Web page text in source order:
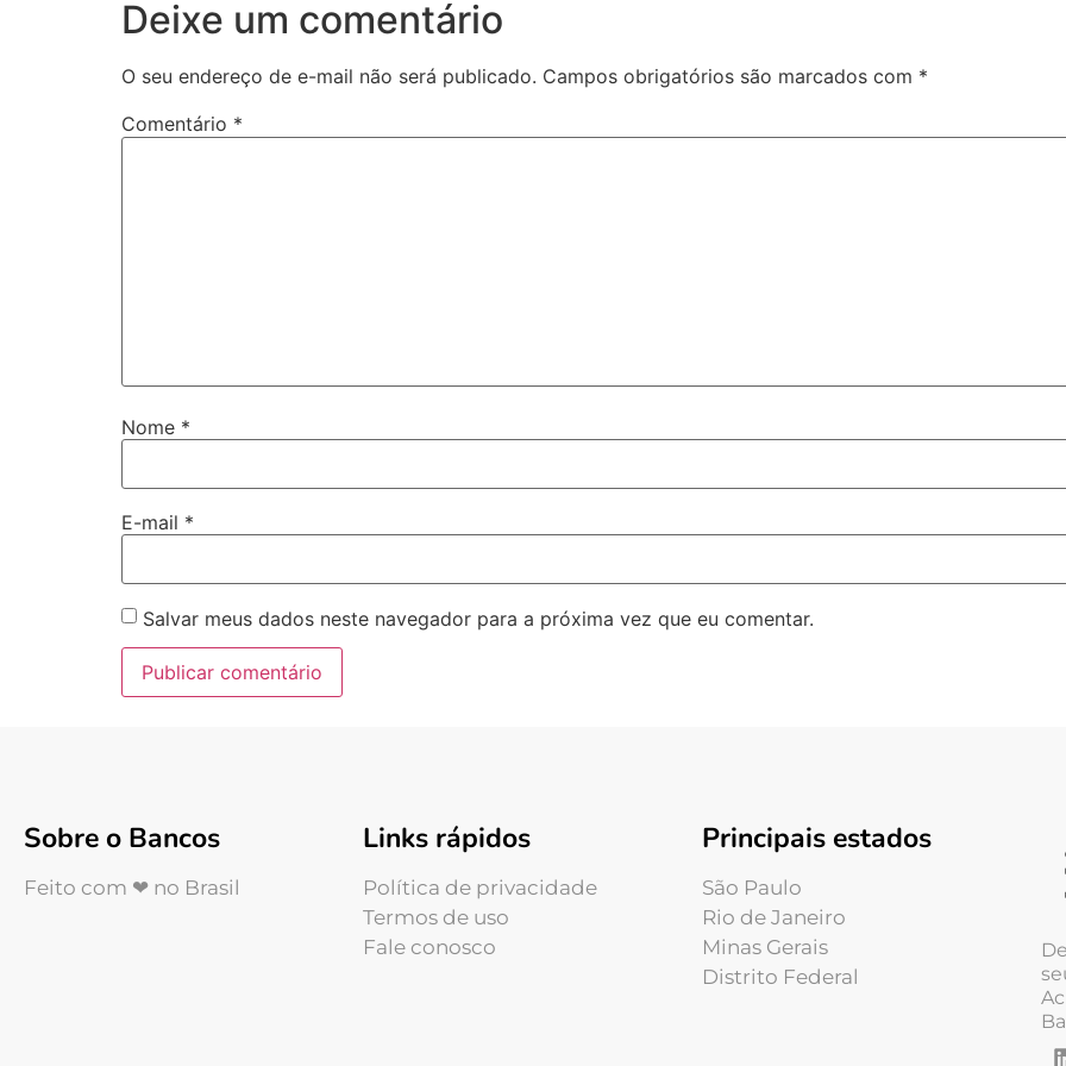
Deixe um comentário
O seu endereço de e-mail não será publicado. Campos obrigatórios são marcados com *
Comentário *
Nome *
E-mail *
Salvar meus dados neste navegador para a próxima vez que eu comentar.
Sobre o Bancos
Feito com ❤ no Brasil
Links rápidos
Política de privacidade
Termos de uso
Fale conosco
Principais estados
São Paulo
Rio de Janeiro
Minas Gerais
Distrito Federal